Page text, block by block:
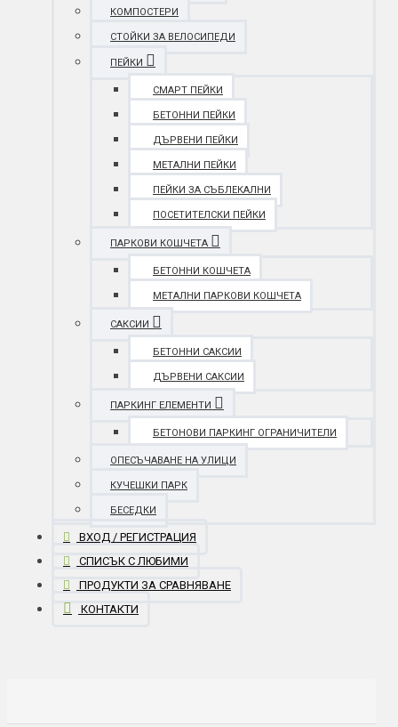
КОМПОСТЕРИ
СТОЙКИ ЗА ВЕЛОСИПЕДИ
ПЕЙКИ
СМАРТ ПЕЙКИ
БЕТОННИ ПЕЙКИ
ДЪРВЕНИ ПЕЙКИ
МЕТАЛНИ ПЕЙКИ
ПЕЙКИ ЗА СЪБЛЕКАЛНИ
ПОСЕТИТЕЛСКИ ПЕЙКИ
ПАРКОВИ КОШЧЕТА
БЕТОННИ КОШЧЕТА
МЕТАЛНИ ПАРКОВИ КОШЧЕТА
САКСИИ
БЕТОННИ САКСИИ
ДЪРВЕНИ САКСИИ
ПАРКИНГ ЕЛЕМЕНТИ
БЕТОНОВИ ПАРКИНГ ОГРАНИЧИТЕЛИ
ОПЕСЪЧАВАНЕ НА УЛИЦИ
КУЧЕШКИ ПАРК
БЕСЕДКИ
ВХОД / РЕГИСТРАЦИЯ
СПИСЪК С ЛЮБИМИ
ПРОДУКТИ ЗА СРАВНЯВАНЕ
КОНТАКТИ